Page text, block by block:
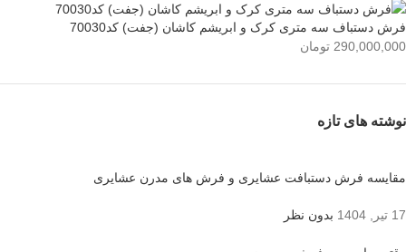
فرش دستباف سه متری کرک و ابریشم کاشان (جفت) کد70030
290,000,000 تومان
نوشته های تازه
مقایسه فرش دستبافت عشایری و فرش های مدرن عشایری
17 تیر, 1404 بدون نظر